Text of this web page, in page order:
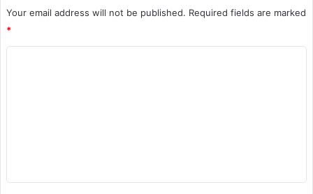
Your email address will not be published. Required fields are marked
*